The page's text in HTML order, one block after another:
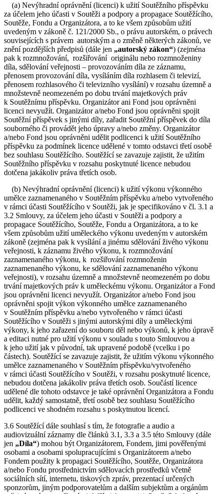
(a) Nevýhradní oprávnění (licenci) k užití Soutěžního příspěvku
za účelem jeho účasti v Soutěži a podpory a propagace Soutěžícího,
Soutěže, Fondu a Organizátora, a to ke všem způsobům užití
uvedeným v zákoně č. 121/2000 Sb., o právu autorském, o právech
souvisejících s právem autorským a o změně některých zákonů, ve
znění pozdějších předpisů (dále jen „autorský zákon“) (zejména
pak k rozmnožování, rozšiřování originálu nebo rozmnoženiny
díla, sdělování veřejnosti – provozováním díla ze záznamu,
přenosem provozování díla, vysíláním díla rozhlasem či televizí,
přenosem rozhlasového či televizního vysílání) v rozsahu územně a
množstevně neomezeném po dobu trvání majetkových práv
k Soutěžnímu příspěvku. Organizátor ani Fond jsou oprávněni
licenci nevyužít. Organizátor a/nebo Fond jsou oprávněni spojit
Soutěžní příspěvek s jinými díly, zařadit Soutěžní příspěvek do díla
souborného či provádět jeho úpravy a/nebo změny. Organizátor
a/nebo Fond jsou oprávněni udělit podlicenci k užití Soutěžního
příspěvku za podmínek licence udělené v tomto odstavci třetí osobě
bez souhlasu Soutěžícího. Soutěžící se zavazuje zajistit, že užitím
Soutěžního příspěvku v rozsahu poskytnuté licence nebudou
dotčena jakákoliv práva třetích osob.
(b) Nevýhradní oprávnění (licenci) k užití výkonu výkonného
umělce zaznamenaného v Soutěžním příspěvku a/nebo vytvořeného
v rámci účasti Soutěžícího v Soutěži, jak je specifikováno v čl. 3.1 a
3.2 Smlouvy, za účelem jeho účasti v Soutěži a podpory a
propagace Soutěžícího, Soutěže, Fondu a Organizátora, a to ke
všem způsobům užití uměleckého výkonu uvedeným v autorském
zákoně (zejména pak k vysílání a jinému sdělování živého výkonu
veřejnosti, k záznamu živého výkonu, k rozmnožování
zaznamenaného výkonu, k rozšiřování rozmnoženin
zaznamenaného výkonu, ke sdělování zaznamenaného výkonu
veřejnosti), v rozsahu územně a množstevně neomezeném po dobu
trvání majetkových práv k uměleckému výkonu. Organizátor a Fond
jsou oprávněni licenci nevyužít. Organizátor a/nebo Fond jsou
oprávněni spojit výkon výkonného umělce zaznamenaného
v Soutěžním příspěvku a/nebo vytvořeného v rámci účasti
Soutěžícího v Soutěži s jinými autorskými díly a uměleckými
výkony, k jeho zařazení do souboru děl nebo výkonů, k jeho úpravě
a editaci nutné pro užití výkonu v souladu s touto Smlouvou a
k jeho užití jak v původní, tak upravené podobě (vcelku i po
částech). Soutěžící se zavazuje zajistit, že užitím výkonu výkonného
umělce zaznamenaného v Soutěžním příspěvku/vytvořeného
v rámci účasti Soutěžícího v Soutěži, v rozsahu poskytnuté licence,
nebudou dotčena jakákoliv práva třetích osob. Součástí licence
udělené dle tohoto odstavce je také oprávnění Organizátora a Fondu
udělit, každý samostatně, třetí osobě bez souhlasu Soutěžícího
podlicenci ve shodném rozsahu s poskytnutou licencí.
3.6 Soutěžící dále souhlasí s tím, že fotografie a audio a
audiovizuální záznamy dle článků 3.1, 3.3 a 3.5 této Smlouvy (dále
jen „Díla“) mohou být Organizátorem, Fondem, jimi pověřenými
osobami a osobami spolupracujícími s Organizátorem a/nebo
Fondem použity k propagaci Soutěžícího, Soutěže, Organizátora
a/nebo Fondu prostřednictvím sdělovacích prostředků včetně
sociálních sítí, internetu, tiskových zpráv, prezentací určených
sponzorům, jiným podporovatelům a dalším subjektům a orgánům